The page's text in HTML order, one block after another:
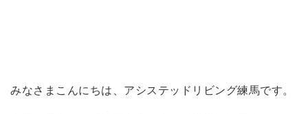
みなさまこんにちは、アシステッドリビング練馬です。